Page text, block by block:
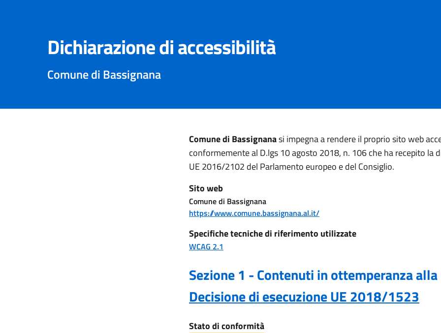
Dichiarazione di accessibilità
Comune di Bassignana
Comune di Bassignanasi impegna a rendere il proprio sito web
conformemente al D.lgs 10 agosto 2018, n. 106 che ha recepito la
UE 2016/2102 del Parlamento europeo e del Consiglio.
Sito web
Comune di Bassignana
https://www.comune.bassignana.al.it/
Specifiche tecniche di riferimento utilizzate
WCAG 2.1
Sezione 1 - Contenuti in ottemperanza alla
Decisione di esecuzione UE 2018/1523
Stato di conformità